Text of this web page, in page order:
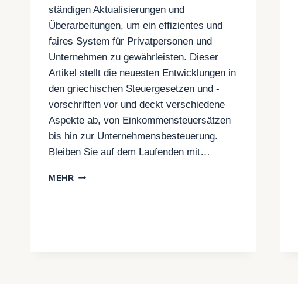
ständigen Aktualisierungen und
Überarbeitungen, um ein effizientes und
faires System für Privatpersonen und
Unternehmen zu gewährleisten. Dieser
Artikel stellt die neuesten Entwicklungen in
den griechischen Steuergesetzen und -
vorschriften vor und deckt verschiedene
Aspekte ab, von Einkommensteuersätzen
bis hin zur Unternehmensbesteuerung.
Bleiben Sie auf dem Laufenden mit…
MEHRGRIECHISCHE